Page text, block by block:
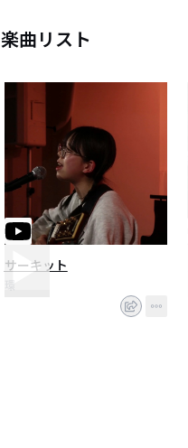
楽曲リスト
サーキット
環